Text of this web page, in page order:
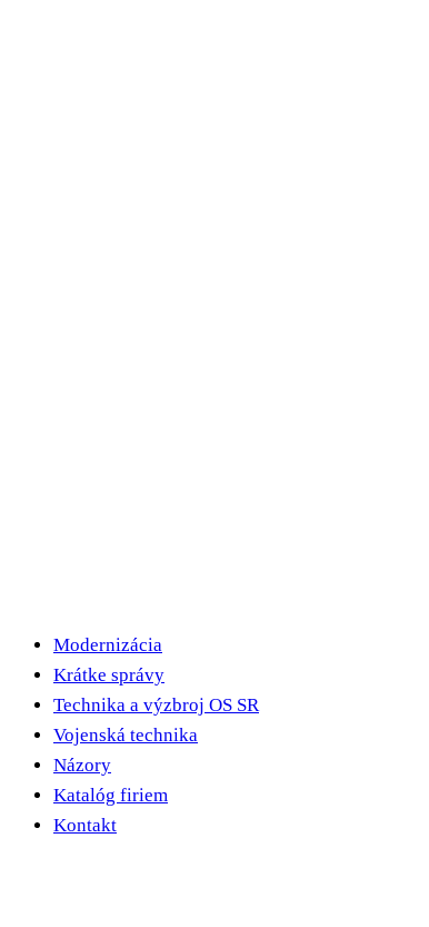
Modernizácia
Krátke správy
Technika a výzbroj OS SR
Vojenská technika
Názory
Katalóg firiem
Kontakt